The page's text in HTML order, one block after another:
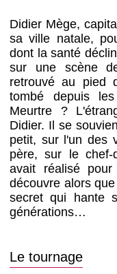
Didier Mège,
sa ville natale,
dont la santé
sur une scène
retrouvé au pied
tombé depuis
Meurtre ?
Didier. Il se
petit, sur l'un des
père, sur le chef-
avait réalisé
découvre alors
secret qui hante
générations…
Le tournage